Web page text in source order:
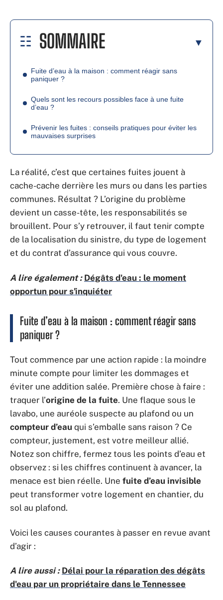
SOMMAIRE
Fuite d’eau à la maison : comment réagir sans
paniquer ?
Quels sont les recours possibles face à une fuite
d’eau ?
Prévenir les fuites : conseils pratiques pour éviter les
mauvaises surprises
La réalité, c’est que certaines fuites jouent à
cache-cache derrière les murs ou dans les parties
communes. Résultat ? L’origine du problème
devient un casse-tête, les responsabilités se
brouillent. Pour s’y retrouver, il faut tenir compte
de la localisation du sinistre, du type de logement
et du contrat d’assurance qui vous couvre.
A lire également : Dégâts d'eau : le moment
opportun pour s'inquiéter
Fuite d’eau à la maison : comment réagir sans
paniquer ?
Tout commence par une action rapide : la moindre
minute compte pour limiter les dommages et
éviter une addition salée. Première chose à faire :
traquer l’origine de la fuite. Une flaque sous le
lavabo, une auréole suspecte au plafond ou un
compteur d’eau qui s’emballe sans raison ? Ce
compteur, justement, est votre meilleur allié.
Notez son chiffre, fermez tous les points d’eau et
observez : si les chiffres continuent à avancer, la
menace est bien réelle. Une fuite d’eau invisible
peut transformer votre logement en chantier, du
sol au plafond.
Voici les causes courantes à passer en revue avant
d’agir :
A lire aussi : Délai pour la réparation des dégâts
d'eau par un propriétaire dans le Tennessee